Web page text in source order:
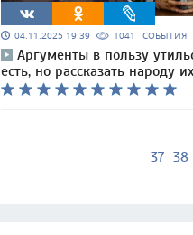
04.11.2025 19:39 1041 СОБЫТИЯ
Аргументы в пользу
есть, но рассказать народу
37 38